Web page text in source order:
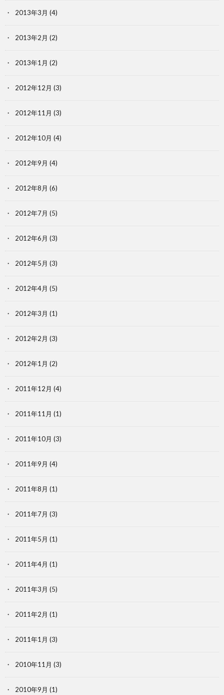
2013年3月 (4)
2013年2月 (2)
2013年1月 (2)
2012年12月 (3)
2012年11月 (3)
2012年10月 (4)
2012年9月 (4)
2012年8月 (6)
2012年7月 (5)
2012年6月 (3)
2012年5月 (3)
2012年4月 (5)
2012年3月 (1)
2012年2月 (3)
2012年1月 (2)
2011年12月 (4)
2011年11月 (1)
2011年10月 (3)
2011年9月 (4)
2011年8月 (1)
2011年7月 (3)
2011年5月 (1)
2011年4月 (1)
2011年3月 (5)
2011年2月 (1)
2011年1月 (3)
2010年11月 (3)
2010年9月 (1)